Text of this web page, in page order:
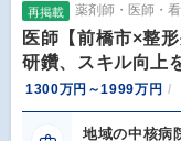
再掲載 薬剤師・医師・
医師【前橋市×整
研鑽、スキル向上
1300万円～1999万円
地域の中核病